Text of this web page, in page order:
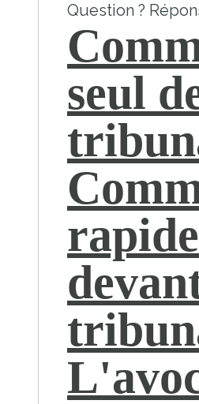
Question ?
seul